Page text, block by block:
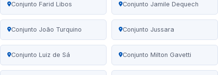
Conjunto Farid Libos Conjunto Jamile Dequech
Conjunto João Turquino Conjunto Jussara
Conjunto Luiz de Sá Conjunto Milton Gavetti